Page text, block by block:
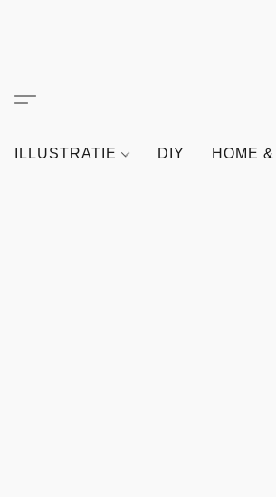
ILLUSTRATIE DIY HOME